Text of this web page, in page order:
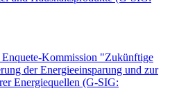
Enquete-Kommission "Zukünftige
der Energieeinsparung und zur
Energiequellen (G-SIG: